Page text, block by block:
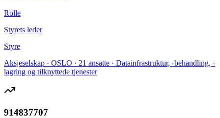
Rolle
Styrets leder
Styre
Aksjeselskap · OSLO · 21 ansatte · Datainfrastruktur, -behandling, -
lagring og tilknyttede tjenester
914837707